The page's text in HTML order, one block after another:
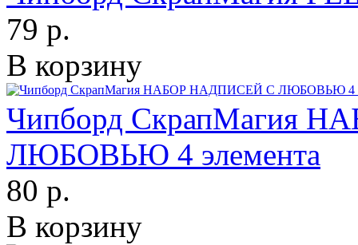
79 р.
В корзину
Чипборд СкрапМагия
ЛЮБОВЬЮ 4 элемента
80 р.
В корзину